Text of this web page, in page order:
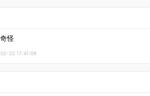
怪
22 17:41:09